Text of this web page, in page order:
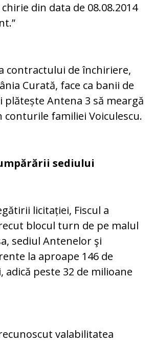
din data de 08.08.2014
contractului de închiriere,
Curată, face ca banii de
plătește Antena 3 să meargă
conturile familiei Voiculescu.
sediului
licitației, Fiscul a
blocul turn de pe malul
sediul Antenelor şi
la aproape 146 de
adică peste 32 de milioane
valabilitatea